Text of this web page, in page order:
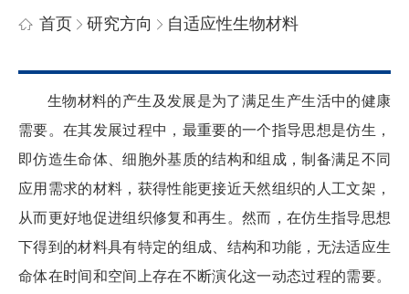
首页 研究方向 自适应性生物材料
生物材料的产生及发展是为了满足生产生活中的健康
需要。在其发展过程中，最重要的一个指导思想是仿生，
即仿造生命体、细胞外基质的结构和组成，制备满足不同
应用需求的材料，获得性能更接近天然组织的人工文架，
从而更好地促进组织修复和再生。然而，在仿生指导思想
下得到的材料具有特定的组成、结构和功能，无法适应生
命体在时间和空间上存在不断演化这一动态过程的需要。